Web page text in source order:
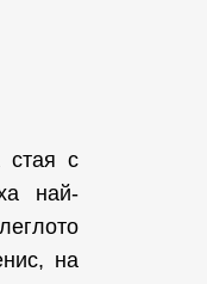
стая с
най-
на